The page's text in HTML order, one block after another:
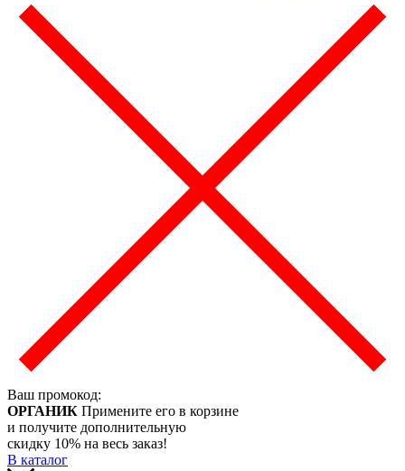
Ваш промокод:
ОРГАНИК Примените его в корзине
и получите дополнительную
скидку 10% на весь заказ!
В каталог